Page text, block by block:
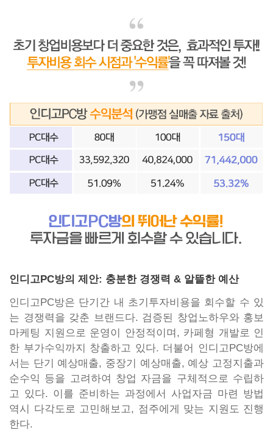
인디고PC방의 제안: 충분한 경쟁력 & 알뜰한 예산
인디고PC방은 단기간 내 초기투자비용을 회수할 수 있
는 경쟁력을 갖춘 브랜드다. 검증된 창업노하우와 홍보
마케팅 지원으로 운영이 안정적이며, 카페형 개발로 인
한 부가수익까지 창출하고 있다. 더불어 인디고PC방에
서는 단기 예상매출, 중장기 예상매출, 예상 고정지출과
순수익 등을 고려하여 창업 자금을 구체적으로 수립하
고 있다. 이를 준비하는 과정에서 사업자금 마련 방법
역시 다각도로 고민해보고, 점주에게 맞는 지원도 진행
한다.